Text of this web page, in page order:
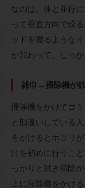
なのは、体と並行
って垂直方向で絞
ッドを握るような
が加わって、しっか
雑巾→掃除機が鉄
掃除機をかけてゴ
と勘違いしている
をかけるとホコリ
けを初めに行うこ
っかりと拭き掃除
上に掃除機をかけ